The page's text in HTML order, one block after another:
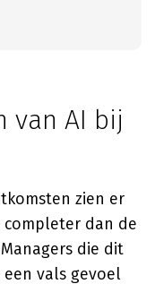
van AI bij
zien er
dan de
die dit
vals gevoel